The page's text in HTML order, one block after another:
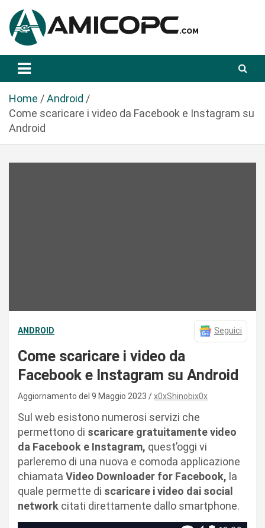
a
Amicopc.com
Home
Android
Come scaricare i video da Facebook e Instagram su
Android
ANDROID Seguici
Come scaricare i video da
Facebook e Instagram su Android
Aggiornamento del 9 Maggio 2023 x0xShinobix0x
Sul web esistono numerosi servizi che
permettono di scaricare gratuitamente video
da Facebook e Instagram, quest’oggi vi
parleremo di una nuova e comoda applicazione
chiamata Video Downloader for Facebook, la
quale permette di scaricare i video dai social
network citati direttamente dallo smartphone.